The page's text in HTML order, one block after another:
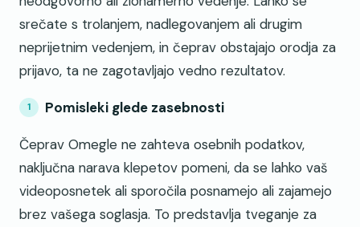
srečate s trolanjem, nadlegovanjem ali drugim
neprijetnim vedenjem, in čeprav obstajajo orodja za
prijavo, ta ne zagotavljajo vedno rezultatov.
Pomisleki glede zasebnosti
Čeprav Omegle ne zahteva osebnih podatkov,
naključna narava klepetov pomeni, da se lahko vaš
videoposnetek ali sporočila posnamejo ali zajamejo
brez vašega soglasja. To predstavlja tveganje za